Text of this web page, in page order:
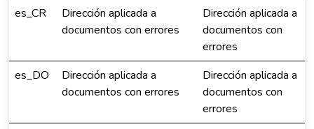
es_CR
Dirección aplicada a
documentos con errores
Dirección aplicada a
documentos con
errores
es_DO
Dirección aplicada a
documentos con errores
Dirección aplicada a
documentos con
errores